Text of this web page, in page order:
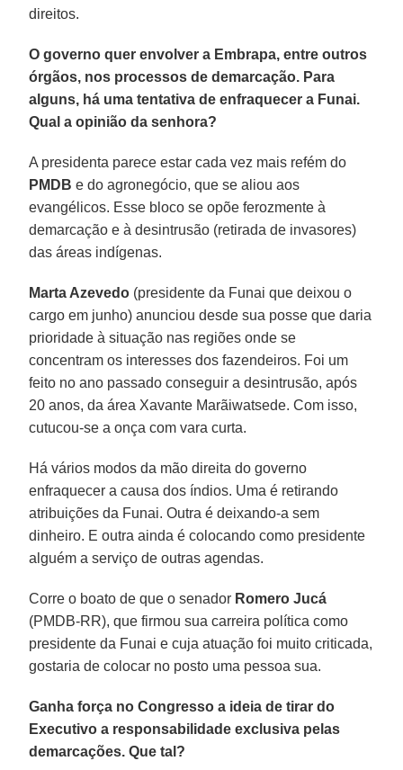
direitos.
O governo quer envolver a Embrapa, entre outros
órgãos, nos processos de demarcação. Para
alguns, há uma tentativa de enfraquecer a Funai.
Qual a opinião da senhora?
A presidenta parece estar cada vez mais refém do
PMDB e do agronegócio, que se aliou aos
evangélicos. Esse bloco se opõe ferozmente à
demarcação e à desintrusão (retirada de invasores)
das áreas indígenas.
Marta Azevedo (presidente da Funai que deixou o
cargo em junho) anunciou desde sua posse que daria
prioridade à situação nas regiões onde se
concentram os interesses dos fazendeiros. Foi um
feito no ano passado conseguir a desintrusão, após
20 anos, da área Xavante Marãiwatsede. Com isso,
cutucou-se a onça com vara curta.
Há vários modos da mão direita do governo
enfraquecer a causa dos índios. Uma é retirando
atribuições da Funai. Outra é deixando-a sem
dinheiro. E outra ainda é colocando como presidente
alguém a serviço de outras agendas.
Corre o boato de que o senador Romero Jucá
(PMDB-RR), que firmou sua carreira política como
presidente da Funai e cuja atuação foi muito criticada,
gostaria de colocar no posto uma pessoa sua.
Ganha força no Congresso a ideia de tirar do
Executivo a responsabilidade exclusiva pelas
demarcações. Que tal?